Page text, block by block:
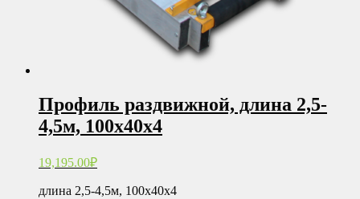
Профиль раздвижной, длина 2,5-
4,5м, 100х40х4
19,195.00₽
длина 2,5-4,5м, 100х40х4